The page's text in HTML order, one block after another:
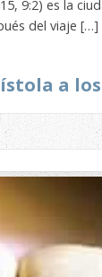
9:2) es la
del viaje […]
a